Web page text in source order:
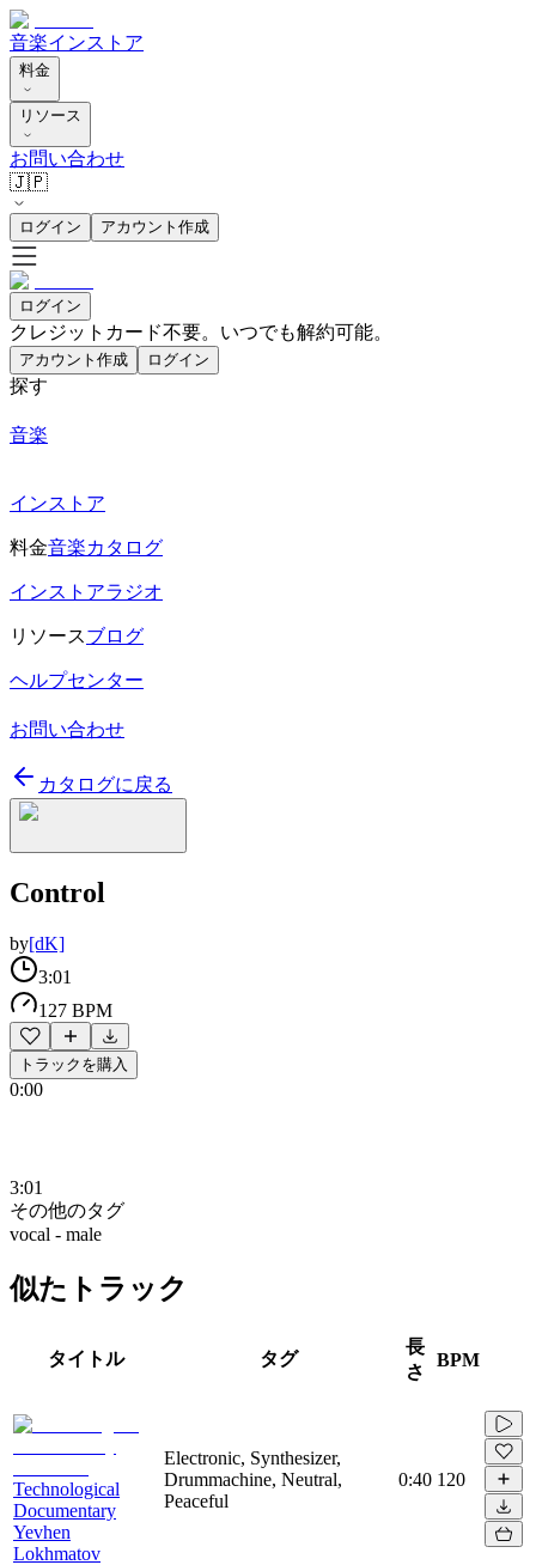
音楽インストア
料金
リソース
お問い合わせ
🇯🇵
ログイン アカウント作成
ログイン
クレジットカード不要。いつでも解約可能。
アカウント作成 ログイン
探す
音楽
インストア
料金音楽カタログ
インストアラジオ
リソースブログ
ヘルプセンター
お問い合わせ
カタログに戻る
Control
by[dK]
3:01
127 BPM
トラックを購入
0:00
3:01
その他のタグ
vocal - male
似たトラック
タイトル タグ
長
さ
BPM
Technological
Documentary
Yevhen
Lokhmatov
Electronic, Synthesizer,
Drummachine, Neutral,
Peaceful
0:40 120